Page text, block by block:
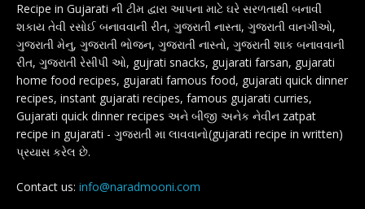
Recipe in Gujarati ની ટીમ દ્વારા આપના માટે ઘરે સરળતાથી બનાવી
શકાય તેવી રસોઈ બનાવવાની રીત, ગુજરાતી નાસ્તા, ગુજરાતી વાનગીઓ,
ગુજરાતી મેનુ, ગુજરાતી ભોજન, ગુજરાતી નાસ્તો, ગુજરાતી શાક બનાવવાની
રીત, ગુજરાતી રેસીપી ઓ, gujrati snacks, gujarati farsan, gujarati
home food recipes, gujarati famous food, gujarati quick dinner
recipes, instant gujarati recipes, famous gujarati curries,
Gujarati quick dinner recipes અને બીજી અનેક નેવીન zatpat
recipe in gujarati - ગુજરાતી મા લાવવાનો(gujarati recipe in written)
પ્રયાસ કરેલ છે.
Contact us: info@naradmooni.com